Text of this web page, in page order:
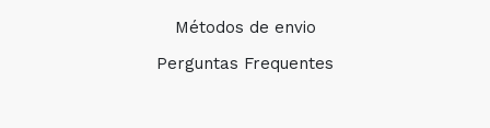
Métodos de envio
Perguntas Frequentes